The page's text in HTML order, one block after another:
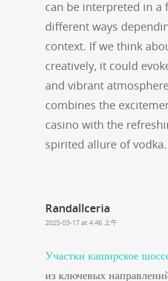
can be interpreted in a
different ways
context. If we think
creatively, it could
and vibrant
combines the
casino with the
spirited allure of vodka.
Randallceria
2025-03-17 at 4:46 上午
Участки каширское
из ключевых